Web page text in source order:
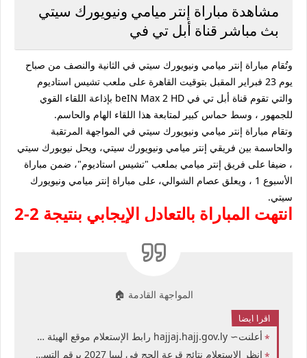
مشاهدة مباراة إنتر ميامي ونيويورك سيتي
بث مباشر قناة أبل تي في
وتُقام مباراة إنتر ميامي ونيويورك سيتي في الثانية والنصف من صباح
يوم 23 فبراير المقبل بتوقيت القاهرة على ملعب تشيس استاديوم
والتي تقوم قناة أبل تي في beIN Max 2 HD بإذاعة اللقاء القوي
للجمهور ، وسط حماس كبير لمتابعة هذا اللقاء الهام والحاسم.
وتقام مباراة إنتر ميامي ونيويورك سيتي في المواجهة المرتقبة
والحاسمة بين فريقي إنتر ميامي ونيويورك سيتي، ويحل نيويورك سيتي
، ضيفا على فريق إنتر ميامي بملعب "تشيس استاديوم"، ضمن مباراة
الأسبوع 1 ، ويعلق عصام الشوالي، على مباراة إنتر ميامي ونيويورك
سيتي.
انتهت المباراة بالتعادل الإيجابي بنتيجة 2-2
المواجهة القادمة 🏠
اقرا ايضا
أعلنت∼ hajjaj.hajj.gov.ly رابط الإستعلام موقع الهيئة العامة لشؤون الحج والعمرة أسماء الحجاج المقبولين في نتائج قرعة الحج 2027 ليبيا هيئة الحج الليبية نتائج قرعة حج ليبيا حسب الإسم ورقم التسجيل
انظر الإستعلام نتائج قرعة الحج في ليبيا 2027 برقم التسجيل رابط موقع الهيئة العامة لشؤون الحج والعمرة نتائج قرعة الحج في ليبيا 2027 برقم بطاقة الهوية